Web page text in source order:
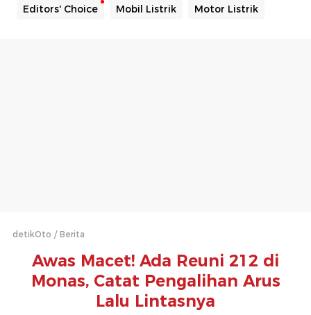
Editors' Choice Mobil Listrik Motor Listrik
detikOto Berita
Awas Macet! Ada Reuni 212 di
Monas, Catat Pengalihan Arus
Lalu Lintasnya